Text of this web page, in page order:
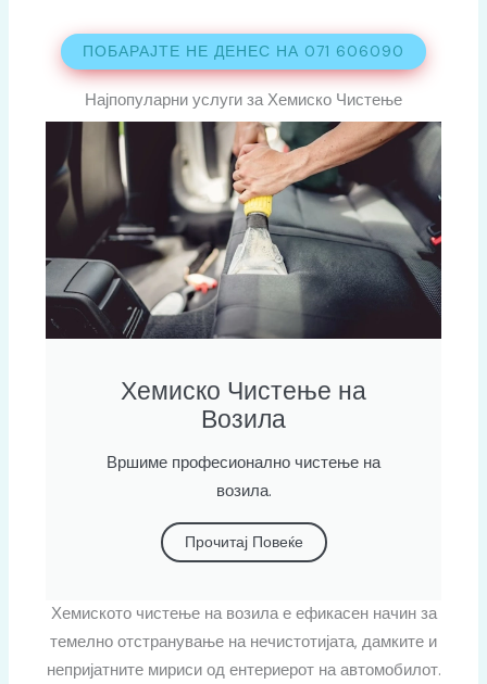
ПОБАРАЈТЕ НЕ ДЕНЕС НА 071 606090
Најпопуларни услуги за Хемиско Чистење
Хемиско Чистење на
Возила
Вршиме професионално чистење на
возила.
Прочитај Повеќе
Хемиското чистење на возила е ефикасен начин за
темелно отстранување на нечистотијата, дамките и
непријатните мириси од ентериерот на автомобилот.